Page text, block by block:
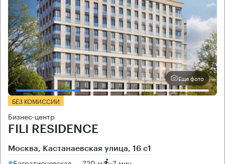
Еще фото
БЕЗ КОМИССИИ
Бизнес-центр
FILI RESIDENCE
Москва, Кастанаевская улица, 16 с1